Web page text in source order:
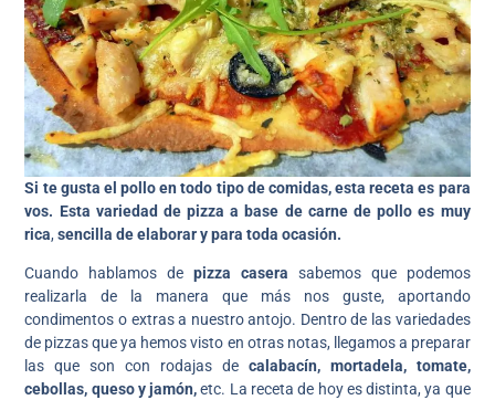
Si te gusta el pollo en todo tipo de comidas, esta receta es para
vos. Esta variedad de pizza a base de carne de pollo es muy
rica,sencilla de elaborar y para toda ocasión.
Cuando hablamos de pizza casera sabemos que podemos
realizarla de la manera que más nos guste, aportando
condimentos o extras a nuestro antojo. Dentro de las variedades
de pizzas que ya hemos visto en otras notas, llegamos a preparar
las que son con rodajas de calabacín, mortadela, tomate,
cebollas, queso y jamón,etc. La receta de hoy es distinta, ya que